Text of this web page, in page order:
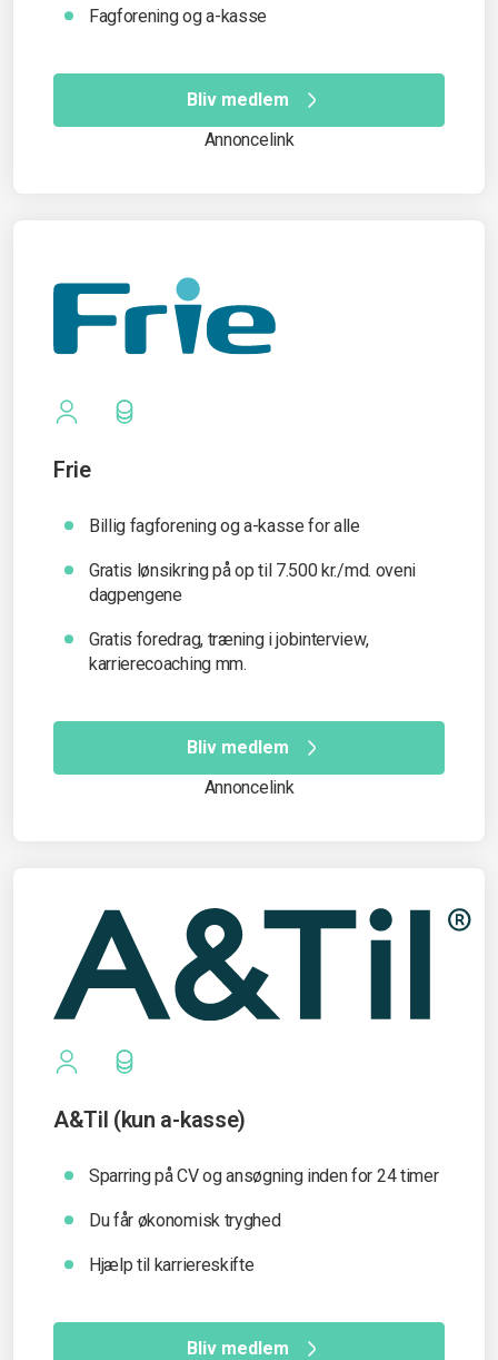
Fagforening og a-kasse
Bliv medlem
Annoncelink
Frie
Billig fagforening og a-kasse for alle
Gratis lønsikring på op til 7.500 kr./md. oveni
dagpengene
Gratis foredrag, træning i jobinterview,
karrierecoaching mm.
Bliv medlem
Annoncelink
A&Til (kun a-kasse)
Sparring på CV og ansøgning inden for 24 timer
Du får økonomisk tryghed
Hjælp til karriereskifte
Bliv medlem